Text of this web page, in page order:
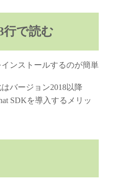
で読む
ンストールするのが簡単
バージョン2018以降
SDKを導入するメリッ